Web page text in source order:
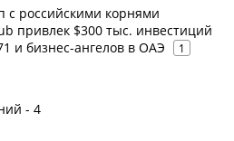
с российскими корнями
привлек $300 тыс. инвестиций
и бизнес-ангелов в ОАЭ
1
- 4